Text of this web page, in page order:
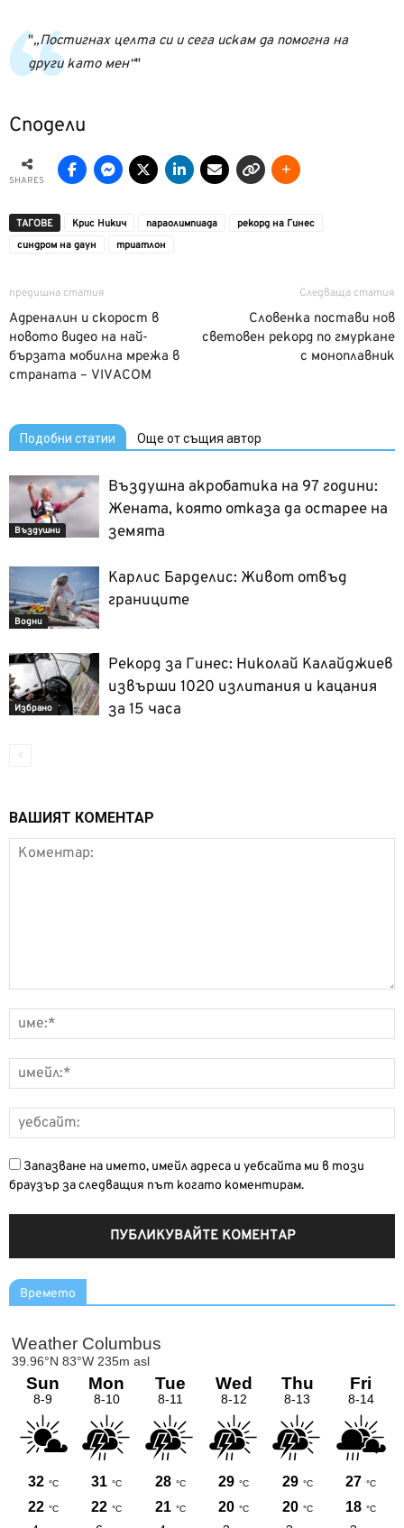
„Постигнах целта си и сега искам да помогна на
други като мен“
Сподели
SHARES
ТАГОВЕ Крис Никич параолимпиада
рекорд на Гинес
синдром на даун
триатлон
предишна статия
Адреналин и скорост в
новото видео на най-
бързата мобилна мрежа в
страната – VIVACOM
Следваща статия
Словенка постави нов
световен рекорд по гмуркане
с моноплавник
Подобни статии Още от същия автор
Въздушни
Въздушна акробатика на 97 години:
Жената, която отказа да остарее на
земята
Водни
Карлис Барделис: Живот отвъд
границите
Избрано
Рекорд за Гинес: Николай Калайджиев
извърши 1020 излитания и кацания
за 15 часа
ВАШИЯТ КОМЕНТАР
Запазване на името, имейл адреса и уебсайта ми в този
браузър за следващия път когато коментирам.
Времето